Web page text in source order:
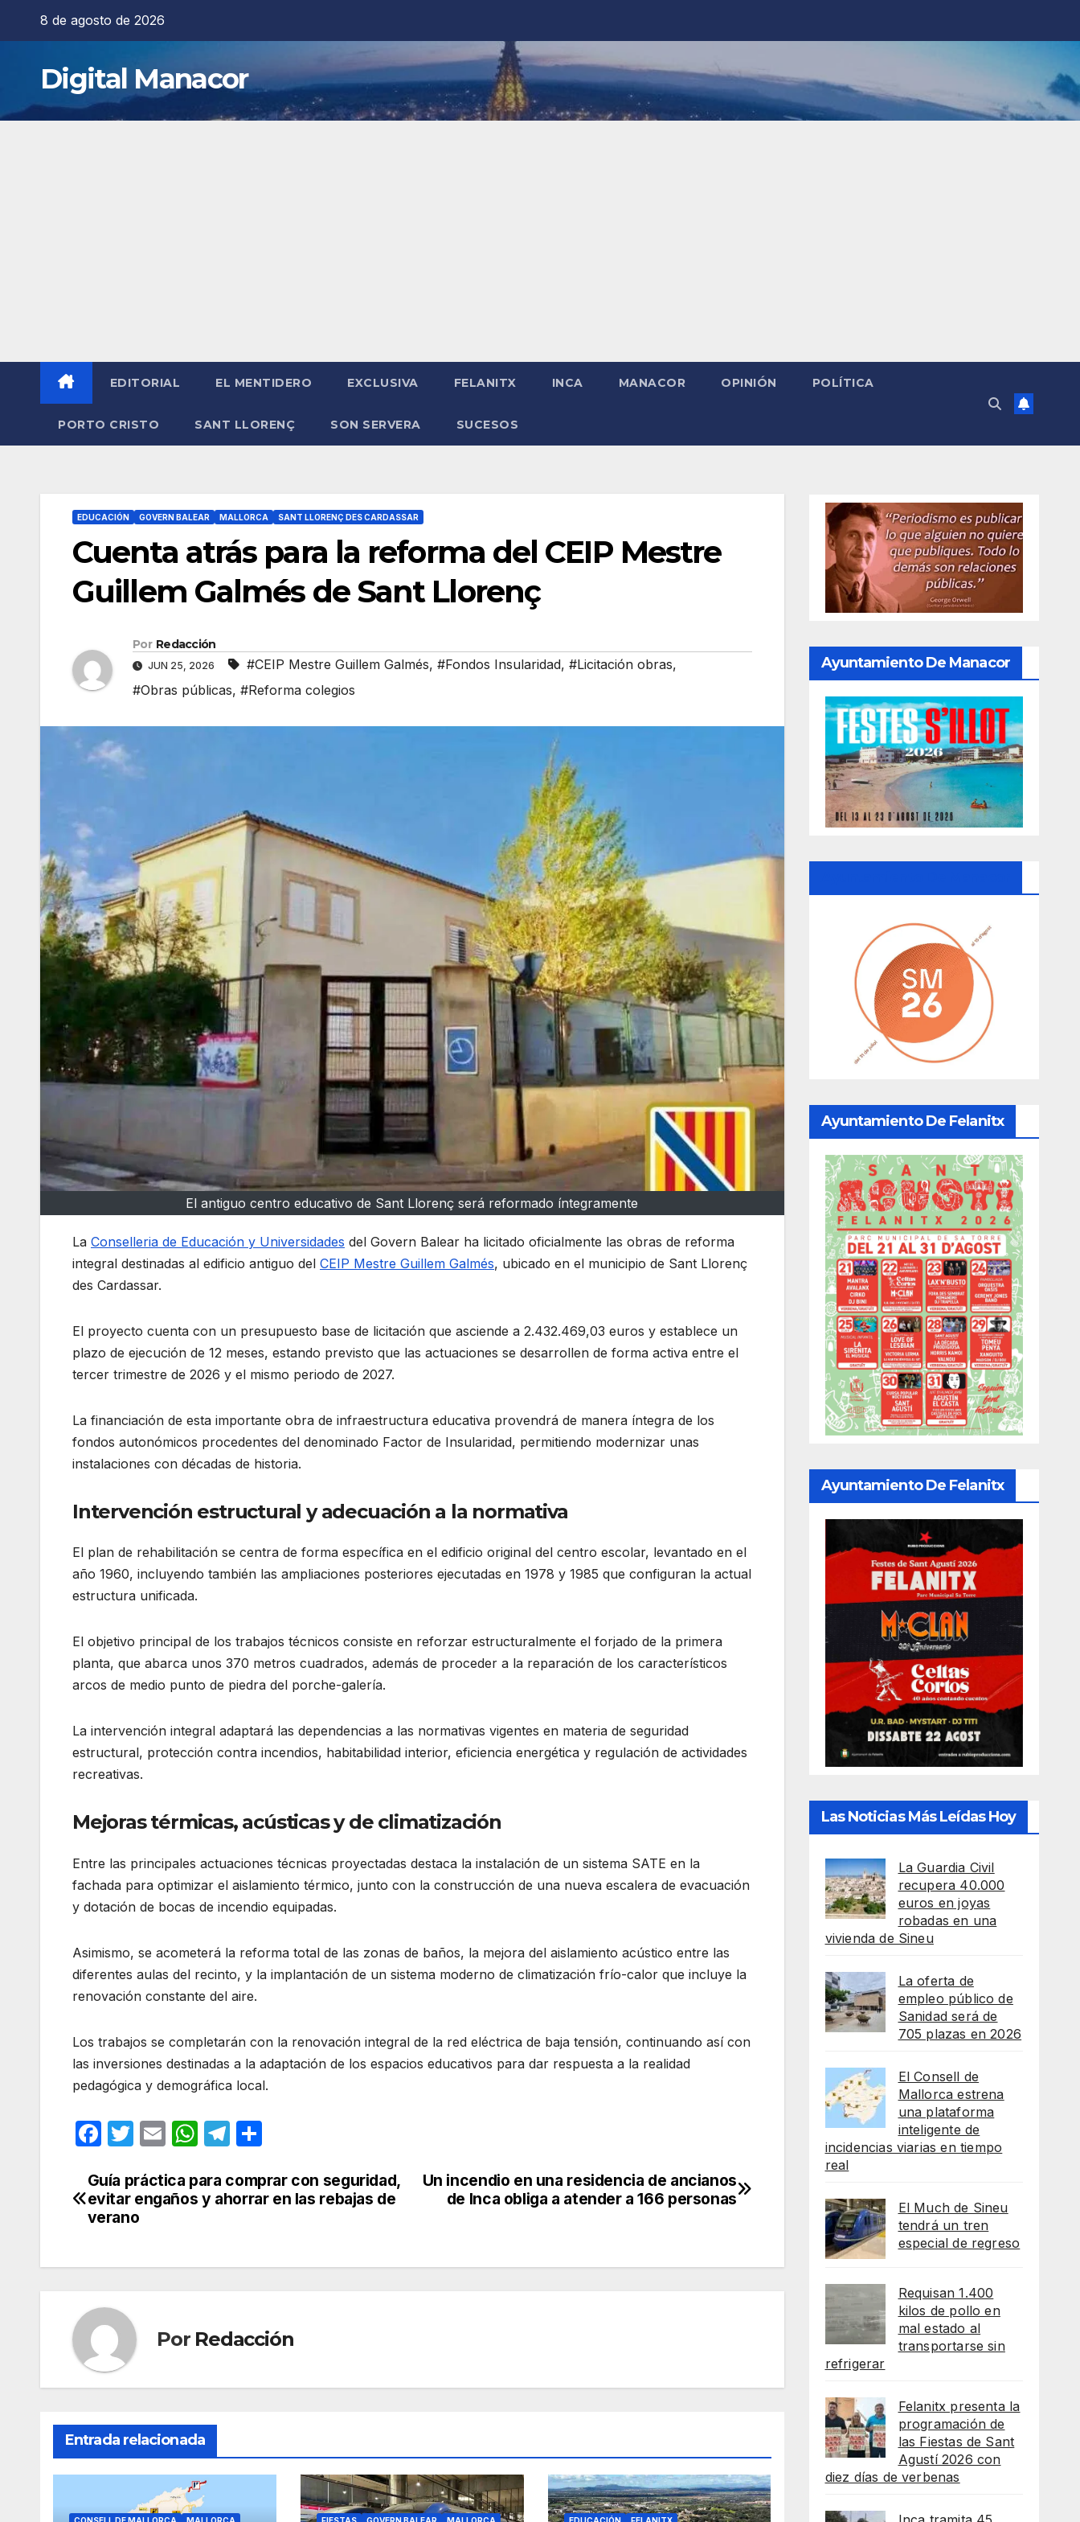
8 de agosto de 2026
Digital Manacor
EDITORIAL EL MENTIDERO EXCLUSIVA FELANITX INCA MANACOR OPINIÓN POLÍTICA
PORTO CRISTO SANT LLORENÇ SON SERVERA SUCESOS
EDUCACIÓN GOVERN BALEAR MALLORCA SANT LLORENÇ DES CARDASSAR
Cuenta atrás para la reforma del CEIP Mestre
Guillem Galmés de Sant Llorenç
Por Redacción
JUN 25, 2026 #CEIP Mestre Guillem Galmés, #Fondos Insularidad, #Licitación obras,
#Obras públicas, #Reforma colegios
El antiguo centro educativo de Sant Llorenç será reformado íntegramente
La Conselleria de Educación y Universidades del Govern Balear ha licitado oficialmente las obras de reforma
integral destinadas al edificio antiguo del CEIP Mestre Guillem Galmés, ubicado en el municipio de Sant Llorenç
des Cardassar.
El proyecto cuenta con un presupuesto base de licitación que asciende a 2.432.469,03 euros y establece un
plazo de ejecución de 12 meses, estando previsto que las actuaciones se desarrollen de forma activa entre el
tercer trimestre de 2026 y el mismo periodo de 2027.
La financiación de esta importante obra de infraestructura educativa provendrá de manera íntegra de los
fondos autonómicos procedentes del denominado Factor de Insularidad, permitiendo modernizar unas
instalaciones con décadas de historia.
Intervención estructural y adecuación a la normativa
El plan de rehabilitación se centra de forma específica en el edificio original del centro escolar, levantado en el
año 1960, incluyendo también las ampliaciones posteriores ejecutadas en 1978 y 1985 que configuran la actual
estructura unificada.
El objetivo principal de los trabajos técnicos consiste en reforzar estructuralmente el forjado de la primera
planta, que abarca unos 370 metros cuadrados, además de proceder a la reparación de los característicos
arcos de medio punto de piedra del porche-galería.
La intervención integral adaptará las dependencias a las normativas vigentes en materia de seguridad
estructural, protección contra incendios, habitabilidad interior, eficiencia energética y regulación de actividades
recreativas.
Mejoras térmicas, acústicas y de climatización
Entre las principales actuaciones técnicas proyectadas destaca la instalación de un sistema SATE en la
fachada para optimizar el aislamiento térmico, junto con la construcción de una nueva escalera de evacuación
y dotación de bocas de incendio equipadas.
Asimismo, se acometerá la reforma total de las zonas de baños, la mejora del aislamiento acústico entre las
diferentes aulas del recinto, y la implantación de un sistema moderno de climatización frío-calor que incluye la
renovación constante del aire.
Los trabajos se completarán con la renovación integral de la red eléctrica de baja tensión, continuando así con
las inversiones destinadas a la adaptación de los espacios educativos para dar respuesta a la realidad
pedagógica y demográfica local.
F
c
e
o
k
T
itt
er
E
ail
W
at
s
p
T
e
gr
m
m
p
tir
Navegación
de
Un incendio en una residencia de ancianos
de Inca obliga a atender a 166 personas
Guía práctica para comprar con seguridad,
evitar engaños y ahorrar en las rebajas de
verano
Por Redacción
Entrada relacionada
CONSELL DE MALLORCA
MALLORCA
FIESTAS GOVERN BALEAR
MALLORCA
EDUCACIÓN
FELANITX
Ayuntamiento De Manacor
Ayuntamiento De Felanitx
Ayuntamiento De Felanitx
Las Noticias Más Leídas Hoy
La Guardia Civil
recupera 40.000
euros en joyas
robadas en una
vivienda de Sineu
La oferta de
empleo público de
Sanidad será de
705 plazas en 2026
El Consell de
Mallorca estrena
una plataforma
inteligente de
incidencias viarias en tiempo
real
El Much de Sineu
tendrá un tren
especial de regreso
Requisan 1.400
kilos de pollo en
mal estado al
transportarse sin
refrigerar
Felanitx presenta la
programación de
las Fiestas de Sant
Agustí 2026 con
diez días de verbenas